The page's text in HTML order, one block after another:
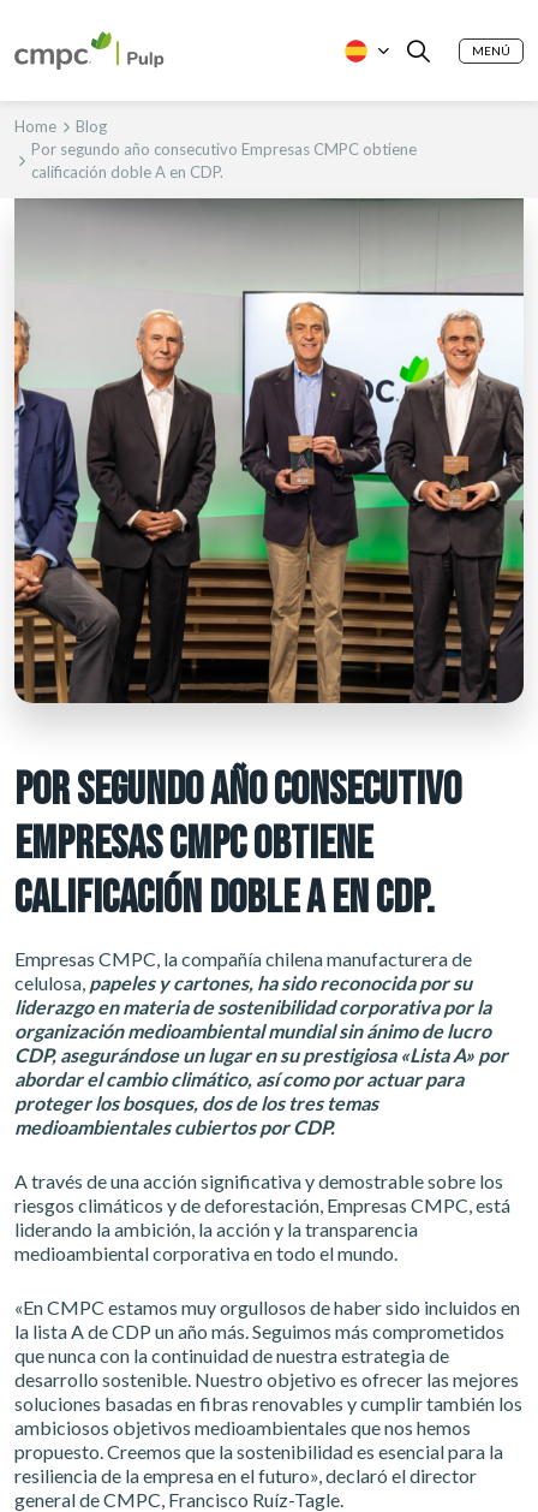
MENÚ
Home
Blog
Por segundo año consecutivo Empresas CMPC obtiene
calificación doble A en CDP.
POR SEGUNDO AÑO CONSECUTIVO
EMPRESAS CMPC OBTIENE
CALIFICACIÓN DOBLE A EN CDP.
Empresas CMPC, la compañía chilena manufacturera de
celulosa, papeles y cartones, ha sido reconocida por su
liderazgo en materia de sostenibilidad corporativa por la
organización medioambiental mundial sin ánimo de lucro
CDP, asegurándose un lugar en su prestigiosa «Lista A» por
abordar el cambio climático, así como por actuar para
proteger los bosques, dos de los tres temas
medioambientales cubiertos por CDP.
A través de una acción significativa y demostrable sobre los
riesgos climáticos y de deforestación, Empresas CMPC, está
liderando la ambición, la acción y la transparencia
medioambiental corporativa en todo el mundo.
«En CMPC estamos muy orgullosos de haber sido incluidos en
la lista A de CDP un año más. Seguimos más comprometidos
que nunca con la continuidad de nuestra estrategia de
desarrollo sostenible. Nuestro objetivo es ofrecer las mejores
soluciones basadas en fibras renovables y cumplir también los
ambiciosos objetivos medioambientales que nos hemos
propuesto. Creemos que la sostenibilidad es esencial para la
resiliencia de la empresa en el futuro», declaró el director
general de CMPC, Francisco Ruíz-Tagle.